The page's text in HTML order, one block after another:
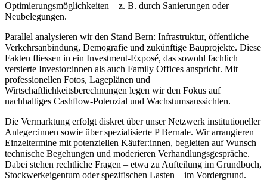
Optimierungsmöglichkeiten – z. B. durch Sanierungen oder
Neubelegungen.
Parallel analysieren wir den Stand Bern: Infrastruktur, öffentliche
Verkehrsanbindung, Demografie und zukünftige Bauprojekte. Diese
Fakten fliessen in ein Investment-Exposé, das sowohl fachlich
versierte Investor:innen als auch Family Offices anspricht. Mit
professionellen Fotos, Lageplänen und
Wirtschaftlichkeitsberechnungen legen wir den Fokus auf
nachhaltiges Cashflow-Potenzial und Wachstumsaussichten.
Die Vermarktung erfolgt diskret über unser Netzwerk institutioneller
Anleger:innen sowie über spezialisierte P Bernale. Wir arrangieren
Einzeltermine mit potenziellen Käufer:innen, begleiten auf Wunsch
technische Begehungen und moderieren Verhandlungsgespräche.
Dabei stehen rechtliche Fragen – etwa zu Aufteilung im Grundbuch,
Stockwerkeigentum oder spezifischen Lasten – im Vordergrund.